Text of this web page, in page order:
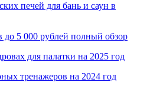
печей для бань и саун в
5 000 рублей полный обзор
для палатки на 2025 год
тренажеров на 2024 год